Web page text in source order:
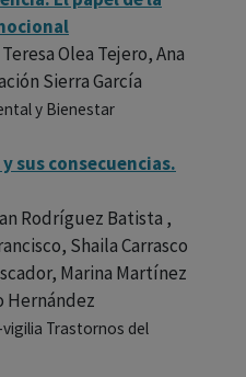
Olea Tejero, Ana
Sierra García
y Bienestar
sus consecuencias.
Rodríguez Batista ,
Shaila Carrasco
Marina Martínez
Hernández
Trastornos del